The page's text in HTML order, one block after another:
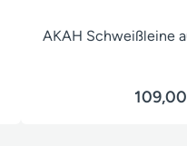
AKAH Schweißleine